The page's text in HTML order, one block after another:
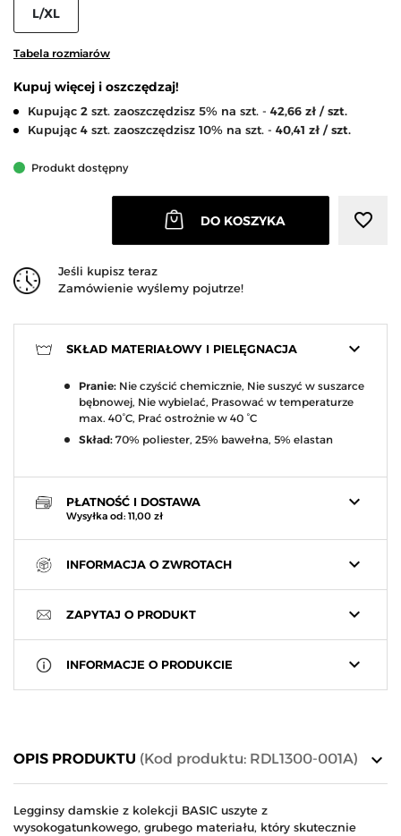
L/XL
Tabela rozmiarów
Kupuj więcej i oszczędzaj!
Kupując 2 szt. zaoszczędzisz 5% na szt. - 42,66 zł / szt.
Kupując 4 szt. zaoszczędzisz 10% na szt. - 40,41 zł / szt.
Produkt dostępny
DO KOSZYKA favorite_border
Jeśli kupisz teraz
Zamówienie wyślemy pojutrze!
keyboard_arrow_down
SKŁAD MATERIAŁOWY I PIELĘGNACJA
Pranie: Nie czyścić chemicznie, Nie suszyć w suszarce
bębnowej, Nie wybielać, Prasować w temperaturze
max. 40°C, Prać ostrożnie w 40 °C
Skład: 70% poliester, 25% bawełna, 5% elastan
keyboard_arrow_down
PŁATNOŚĆ I DOSTAWA
Wysyłka od: 11,00 zł
keyboard_arrow_down
INFORMACJA O ZWROTACH
keyboard_arrow_down
ZAPYTAJ O PRODUKT
keyboard_arrow_down
INFORMACJE O PRODUKCIE
keyboard_arrow_down
OPIS PRODUKTU (Kod produktu: RDL1300-001A)
Legginsy damskie z kolekcji BASIC uszyte z
wysokogatunkowego, grubego materiału, który skutecznie